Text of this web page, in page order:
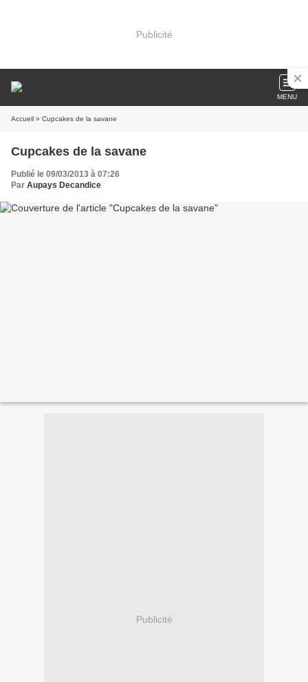
Publicité
MENU
Accueil » Cupcakes de la savane
Cupcakes de la savane
Publié le 09/03/2013 à 07:26
Par Aupays Decandice
Publicité